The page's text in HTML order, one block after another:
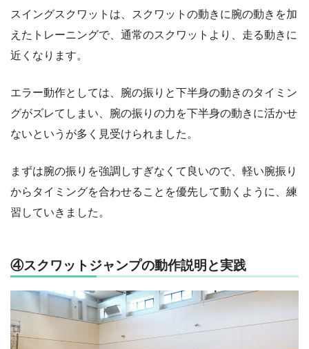
スイングスクワットは、スクワットの動きに腕の動きを加
えたトレーニングで、通常のスクワットより、走る動きに
近くなります。
エラー動作としては、腕の振りと下半身の動きのタイミン
グがズレてしまい、腕の振りの力を下半身の動きに活かせ
ないというが多く見受けられました。
まずは腕の振りを強調しすぎなくて良いので、軽い腕振り
からタイミングを合わせることを優先して動くように、練
習していきました。
④スクワットジャンプの動作説明と実践